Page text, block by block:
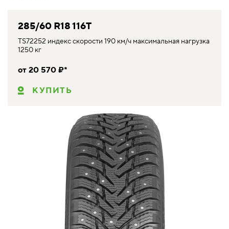
285/60 R18 116T
TS72252 индекс скорости 190 км/ч максимальная нагрузка
1250 кг
от 20 570 ₽*
КУПИТЬ